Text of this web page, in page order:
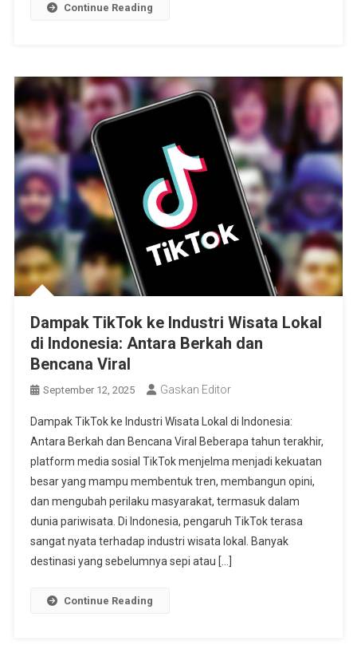
Continue Reading
Dampak TikTok ke Industri Wisata Lokal
di Indonesia: Antara Berkah dan
Bencana Viral
September 12, 2025 Gaskan Editor
Dampak TikTok ke Industri Wisata Lokal di Indonesia:
Antara Berkah dan Bencana Viral Beberapa tahun terakhir,
platform media sosial TikTok menjelma menjadi kekuatan
besar yang mampu membentuk tren, membangun opini,
dan mengubah perilaku masyarakat, termasuk dalam
dunia pariwisata. Di Indonesia, pengaruh TikTok terasa
sangat nyata terhadap industri wisata lokal. Banyak
destinasi yang sebelumnya sepi atau […]
Continue Reading